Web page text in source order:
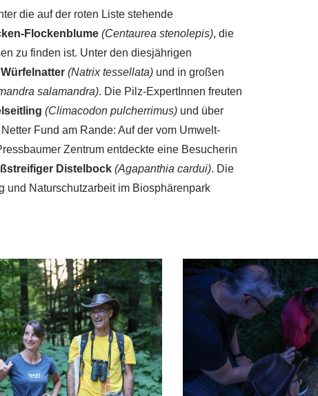
die auf der roten Liste stehende
Flockenblume (Centaurea stenolepis), die
zu finden ist. Unter den diesjährigen
Würfelnatter (Natrix tessellata)und in großen
salamandra). Die Pilz-ExpertInnen freuten
(Climacodon pulcherrimus)und über
Fund am Rande: Auf der vom Umwelt-
Zentrum entdeckte eine Besucherin
Distelbock (Agapanthia cardui). Die
und Naturschutzarbeit im Biosphärenpark